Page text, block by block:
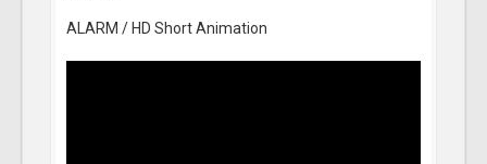
ALARM / HD Short Animation